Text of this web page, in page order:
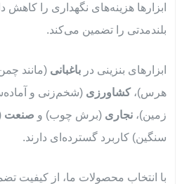
ابزارها هزینه‌های نگهداری را کاهش
بلندمدتی را تضمین می‌کند.
ابزارهای بنزینی در باغبانی (مانند
هرس)،کشاورزی (شخم‌زنی و
زمین)، نجاری (برش چوب) و صنعت
سنگین) کاربرد گسترده‌ای دارند.
با انتخاب محصولات ما، از کیفیت